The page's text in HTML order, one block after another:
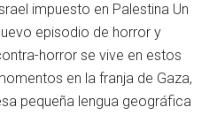
impuesto en Palestina Un
episodio de horror y
horror se vive en estos
en la franja de Gaza,
pequeña lengua geográfica